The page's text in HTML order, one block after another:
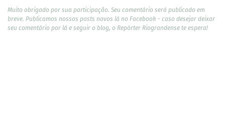
Muito obrigado por sua participação. Seu comentário será publicado em
breve. Publicamos nossos posts novos lá no Facebook - caso desejar deixar
seu comentário por lá e seguir o blog, o Repórter Riograndense te espera!